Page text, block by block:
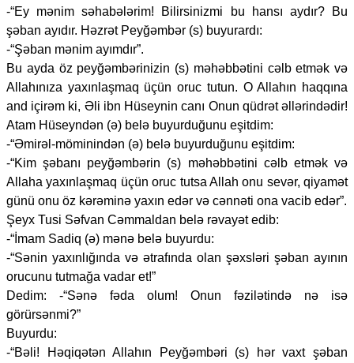
-“Ey mənim səhabələrim! Bilirsinizmi bu hansı aydır? Bu
şəban ayıdır. Həzrət Peyğəmbər (s) buyurardı:
-“Şəban mənim ayımdır”.
Bu ayda öz peyğəmbərinizin (s) məhəbbətini cəlb etmək və
Allahınıza yaxınlaşmaq üçün oruc tutun. O Allahın haqqına
and içirəm ki, Əli ibn Hüseynin canı Onun qüdrət əllərindədir!
Atam Hüseyndən (ə) belə buyurduğunu eşitdim:
-“Əmirəl-möminindən (ə) belə buyurduğunu eşitdim:
-“Kim şəbanı peyğəmbərin (s) məhəbbətini cəlb etmək və
Allaha yaxınlaşmaq üçün oruc tutsa Allah onu sevər, qiyamət
günü onu öz kərəminə yaxın edər və cənnəti ona vacib edər”.
Şeyx Tusi Səfvan Cəmmaldan belə rəvayət edib:
-“İmam Sadiq (ə) mənə belə buyurdu:
-“Sənin yaxınlığında və ətrafında olan şəxsləri şəban ayının
orucunu tutmağa vadar et!”
Dedim: -“Sənə fəda olum! Onun fəzilətində nə isə
görürsənmi?”
Buyurdu:
-“Bəli! Həqiqətən Allahın Peyğəmbəri (s) hər vaxt şəban